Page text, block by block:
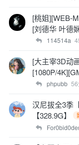
[桃姐][WEB-
[刘德华 叶德
114514a
[大主宰3D动
[1080P/
phpubb
汉尼拔全3季
【328.9G】